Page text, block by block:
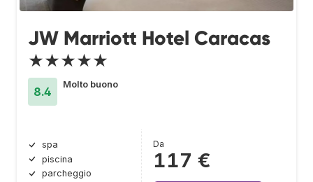
JW Marriott Hotel Caracas
★★★★★
8.4
Molto buono
spa
piscina
parcheggio
Da
117 €